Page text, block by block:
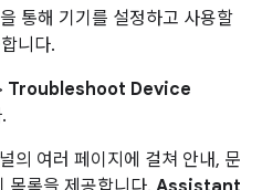
통해 기기를 설정하고 사용할
니다.
Troubleshoot Device
의 여러 페이지에 걸쳐 안내, 문